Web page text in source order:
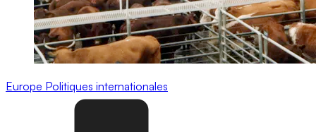
Europe Politiques internationales